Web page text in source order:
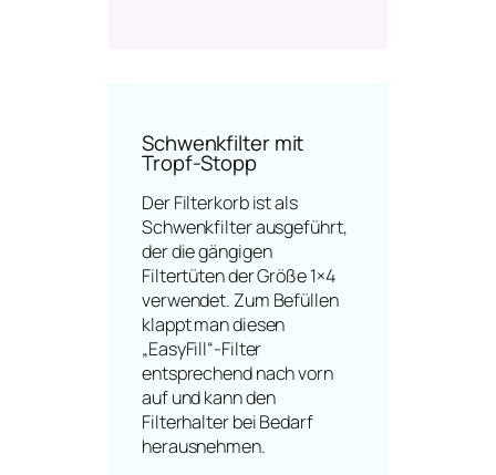
Schwenkfilter mit
Tropf-Stopp
Der Filterkorb ist als
Schwenkfilter ausgeführt,
der die gängigen
Filtertüten der Größe 1×4
verwendet. Zum Befüllen
klappt man diesen
„EasyFill“-Filter
entsprechend nach vorn
auf und kann den
Filterhalter bei Bedarf
herausnehmen.